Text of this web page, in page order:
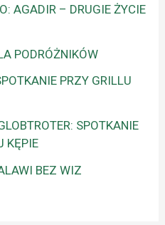
AGADIR – DRUGIE ŻYCIE
PODRÓŻNIKÓW
PRZY GRILLU
SPOTKANIE
KĘPIE
BEZ WIZ